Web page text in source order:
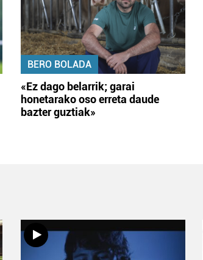
BERO BOLADA
«Ez dago belarrik; garai
honetarako oso erreta daude
bazter guztiak»